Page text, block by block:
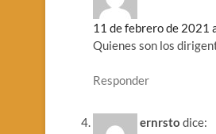
11 de febrero de 2021
Quienes son los
Responder
ernrsto dice: